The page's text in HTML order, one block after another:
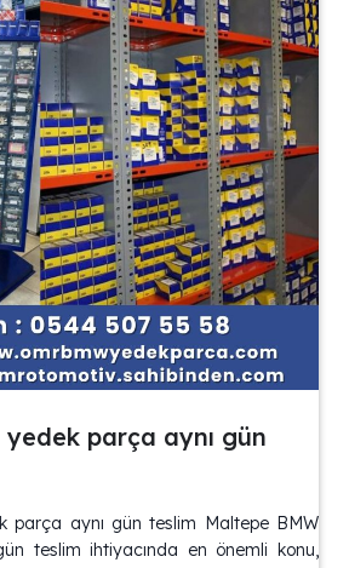
yedek parça aynı gün
parça aynı gün teslim Maltepe BMW
teslim ihtiyacında en önemli konu,